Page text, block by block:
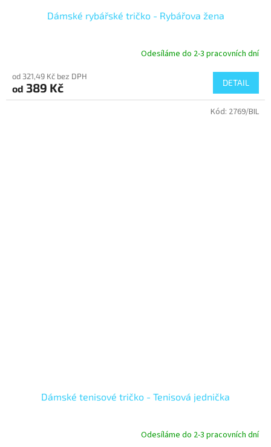
Dámské rybářské tričko - Rybářova žena
Odesíláme do 2-3 pracovních dní
od 321,49 Kč bez DPH
od 389 Kč DETAIL
Dámské tenisové tričko - Tenisová jednička
Odesíláme do 2-3 pracovních dní
Kód: 2769/BIL